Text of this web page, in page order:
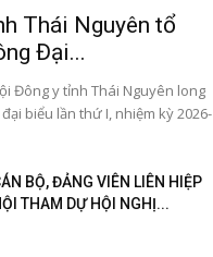
Thái Nguyên tổ
Đại...
Đông y tỉnh Thái Nguyên long
biểu lần thứ I, nhiệm kỳ 2026-
BỘ, ĐẢNG VIÊN LIÊN HIỆP
THAM DỰ HỘI NGHỊ...